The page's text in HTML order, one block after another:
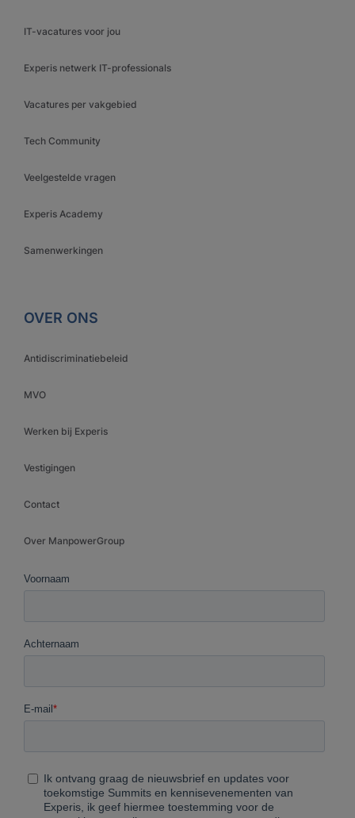
IT-vacatures voor jou
Experis netwerk IT-professionals
Vacatures per vakgebied
Tech Community
Veelgestelde vragen
Experis Academy
Samenwerkingen
OVER ONS
Antidiscriminatiebeleid
MVO
Werken bij Experis
Vestigingen
Contact
Over ManpowerGroup